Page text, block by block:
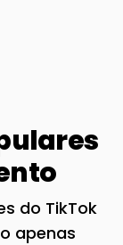
do TikTok
apenas